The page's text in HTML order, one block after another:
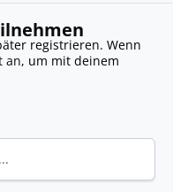
registrieren. Wenn
an, um mit deinem